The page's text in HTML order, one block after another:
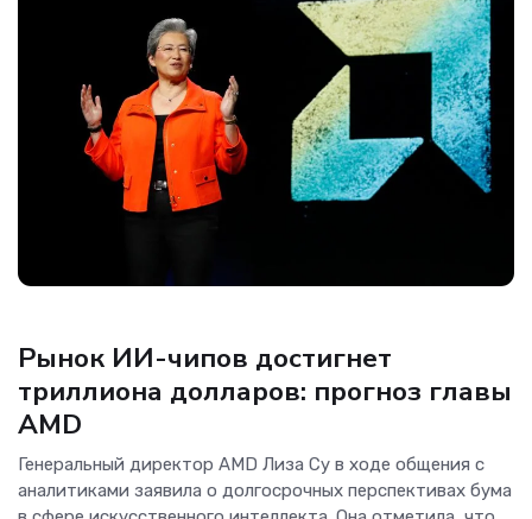
Рынок ИИ-чипов достигнет
триллиона долларов: прогноз главы
AMD
Генеральный директор AMD Лиза Су в ходе общения с
аналитиками заявила о долгосрочных перспективах бума